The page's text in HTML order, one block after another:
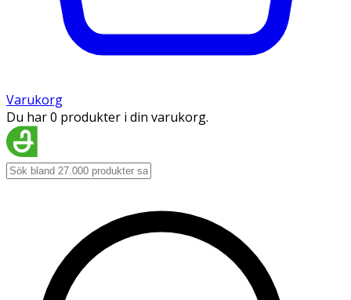
Varukorg
Du har 0 produkter i din varukorg.